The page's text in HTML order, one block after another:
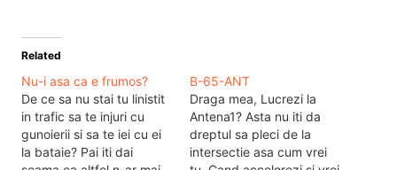
Related
Nu-i asa ca e frumos?
De ce sa nu stai tu linistit
in trafic sa te injuri cu
gunoierii si sa te iei cu ei
la bataie? Pai iti dai
B-65-ANT
Draga mea, Lucrezi la
Antena1? Asta nu iti da
dreptul sa pleci de la
intersectie asa cum vrei